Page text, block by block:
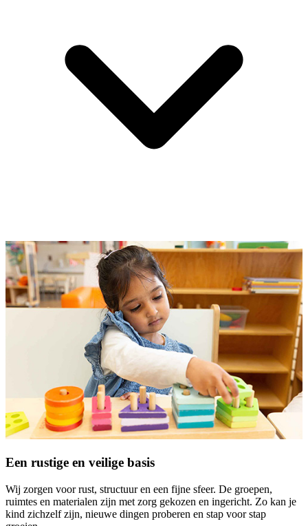
Een rustige en veilige basis
Wij zorgen voor rust, structuur en een fijne sfeer. De groepen,
ruimtes en materialen zijn met zorg gekozen en ingericht. Zo kan je
kind zichzelf zijn, nieuwe dingen proberen en stap voor stap